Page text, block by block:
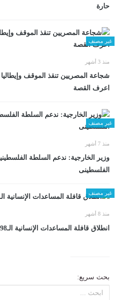
حارة
غير مصنف
منذ 3 أشهر
شجاعة المصريين تنقذ الموقف
اعرف القصة
غير مصنف
منذ 7 أشهر
وزير الخارجية: ندعم السلطة
الفلسطينى
غير مصنف
منذ 8 أشهر
انطلاق قافلة المساعدات الإنسانية الـ98 من مصر إلى غزة
بحث سريع: